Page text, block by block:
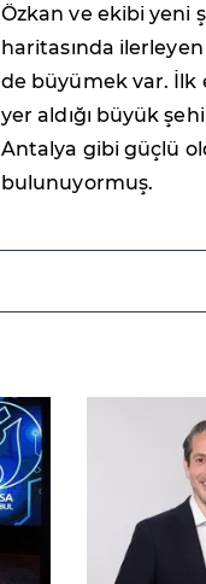
Özkan ve ekibi yeni
haritasında
de büyümek var. İlk
yer aldığı büyük
Antalya gibi güçlü
bulunuyormuş.